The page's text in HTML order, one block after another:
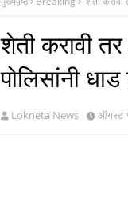
शेती करावी
पोलिसांनी
Lokneta News ऑगस्ट